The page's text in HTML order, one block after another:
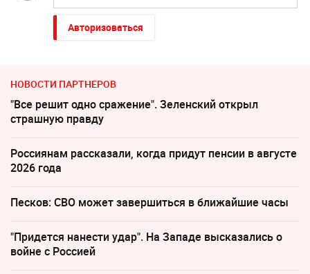
Авторизоваться
НОВОСТИ ПАРТНЕРОВ
"Все решит одно сражение". Зеленский открыл
страшную правду
Россиянам рассказали, когда придут пенсии в августе
2026 года
Песков: СВО может завершиться в ближайшие часы
"Придется нанести удар". На Западе высказались о
войне с Россией